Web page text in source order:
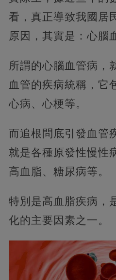
看，真正導致我國居
原因，其實是：心腦
所謂的心腦血管病，
血管的疾病統稱，它
心病、心梗等。
而追根問底引發血管
就是各種原發性慢性
高血脂、糖尿病等。
特別是高血脂疾病，
化的主要因素之一。